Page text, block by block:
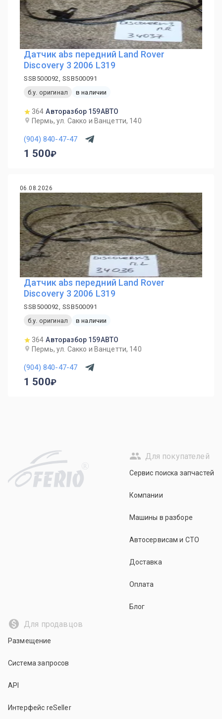
Датчик abs передний Land Rover
Discovery 3 2006 L319
SSB500092, SSB500091
б.у. оригинал
в наличии
364 Авторазбор 159АВТО
Пермь, ул. Сакко и Ванцетти, 140
(904) 840-47-47
1 500
06.08.2026
Датчик abs передний Land Rover
Discovery 3 2006 L319
SSB500092, SSB500091
б.у. оригинал
в наличии
364 Авторазбор 159АВТО
Пермь, ул. Сакко и Ванцетти, 140
(904) 840-47-47
1 500
R
Для покупателей
Сервис поиска запчастей
Компании
Машины в разборе
Автосервисам и СТО
Доставка
Оплата
Блог
Для продавцов
Размещение
Система запросов
API
Интерфейс reSeller